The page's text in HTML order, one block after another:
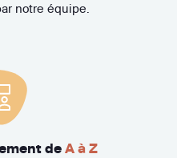
notre équipe.
de A à Z